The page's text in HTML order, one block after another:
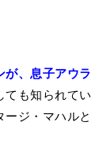
が、息子アウラ
ても知られてい
ジ・マハルと